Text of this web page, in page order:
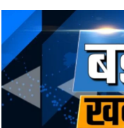
जांच
में
अपोलो
अस्पताल
प्रबंधन
खिलाफ
नहीं
मिले
पर्याप्त
साक्ष्य
कोर्ट